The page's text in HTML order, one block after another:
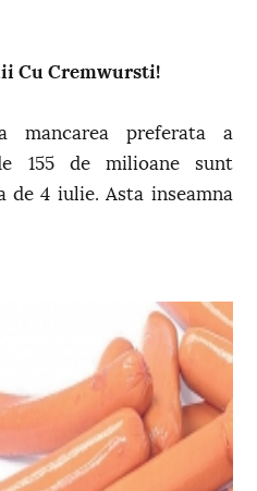
Cu Cremwursti!
mancarea preferata a
155 de milioane sunt
de 4 iulie. Asta inseamna